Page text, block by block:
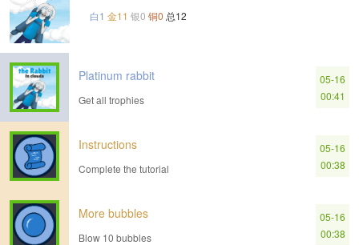
白1 金11 银0 铜0 总12
Platinum rabbit
Get all trophies
05-16
00:41
Instructions
Complete the tutorial
05-16
00:38
More bubbles
Blow 10 bubbles
05-16
00:38